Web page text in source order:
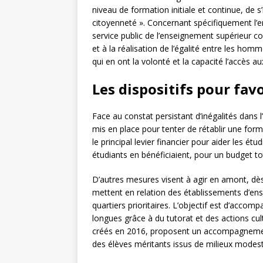
niveau de formation initiale et continue, de
citoyenneté ». Concernant spécifiquement
service public de l’enseignement supérieur
et à la réalisation de l’égalité entre les
qui en ont la volonté et la capacité l’accès
Les dispositifs pour
Face au constat persistant d’inégalités
mis en place pour tenter de rétablir une
le principal levier financier pour aider les
étudiants en bénéficiaient, pour un budget
D’autres mesures visent à agir en amont,
mettent en relation des établissements
quartiers prioritaires. L’objectif est
longues grâce à du tutorat et des actions
créés en 2016, proposent un
des élèves méritants issus de milieux